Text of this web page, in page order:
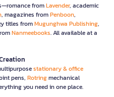
fromLavender, academic
, magazines fromPenboon,
titles fromMugunghwa Publishing,
Nanmeebooks. All available at a
stationary & office
pens, Rotringmechanical
you need in one place.